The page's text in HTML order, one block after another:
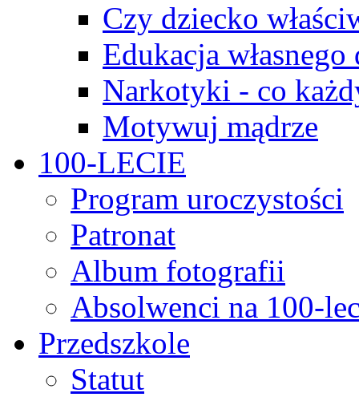
Czy dziecko
Edukacja własnego
Narkotyki - co
Motywuj mądrze
100-LECIE
Program uroczystości
Patronat
Album fotografii
Absolwenci na 100-
Przedszkole
Statut